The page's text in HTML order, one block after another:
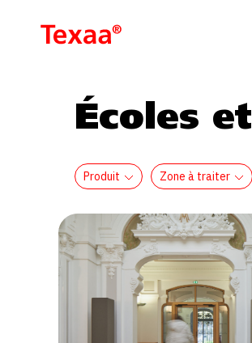
Écoles
Produit Zone à traiter